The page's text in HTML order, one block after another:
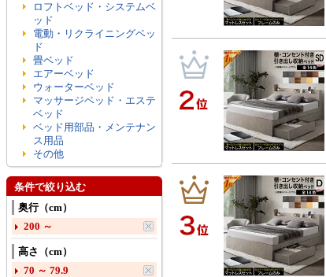
ロフトベッド・システムベ
ッド
電動・リクライニングベッ
ド
畳ベッド
エアーベッド
ウォーターベッド
マッサージベッド・エステ
ベッド
ベッド用部品・メンテナン
ス用品
その他
条件で絞り込む
奥行（cm）
200 ～
高さ（cm）
70 ～ 79.9